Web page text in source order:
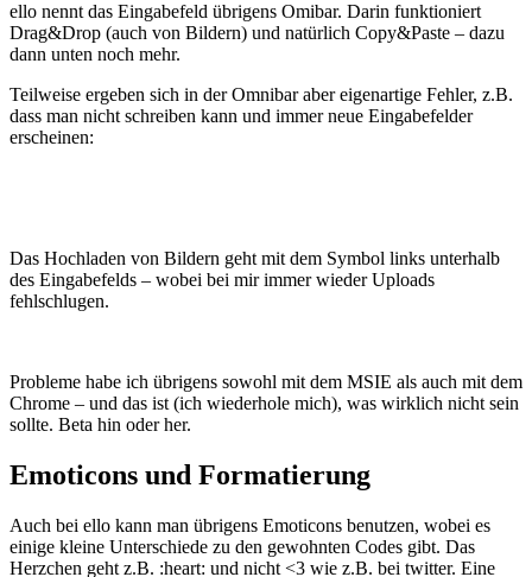
ello nennt das Eingabefeld übrigens Omibar. Darin funktioniert
Drag&Drop (auch von Bildern) und natürlich Copy&Paste – dazu
dann unten noch mehr.
Teilweise ergeben sich in der Omnibar aber eigenartige Fehler, z.B.
dass man nicht schreiben kann und immer neue Eingabefelder
erscheinen:
Das Hochladen von Bildern geht mit dem Symbol links unterhalb
des Eingabefelds – wobei bei mir immer wieder Uploads
fehlschlugen.
Probleme habe ich übrigens sowohl mit dem MSIE als auch mit dem
Chrome – und das ist (ich wiederhole mich), was wirklich nicht sein
sollte. Beta hin oder her.
Emoticons und Formatierung
Auch bei ello kann man übrigens Emoticons benutzen, wobei es
einige kleine Unterschiede zu den gewohnten Codes gibt. Das
Herzchen geht z.B. :heart: und nicht <3 wie z.B. bei twitter. Eine